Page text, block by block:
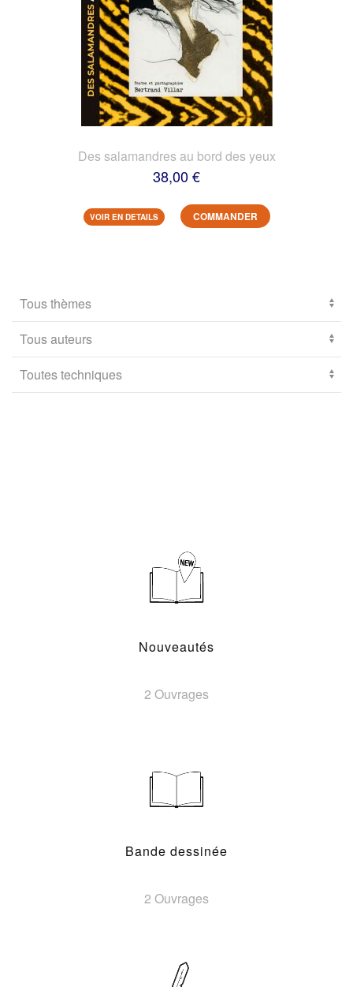
Des salamandres au bord des yeux
38,00 €
VOIR EN DETAILS COMMANDER
Nouveautés
2 Ouvrages
Bande dessinée
2 Ouvrages